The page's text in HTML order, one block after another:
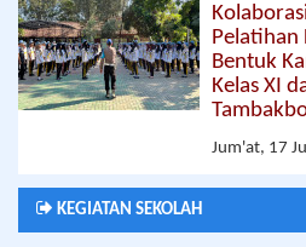
Pelatihan
Bentuk
Kelas XI
Jum'at, 17
KEGIATAN SEKOLAH